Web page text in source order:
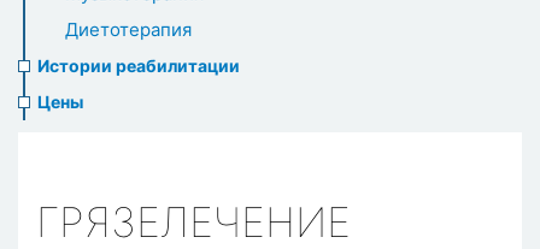
Диетотерапия
Истории реабилитации
Цены
ГРЯЗЕЛЕЧЕНИЕ